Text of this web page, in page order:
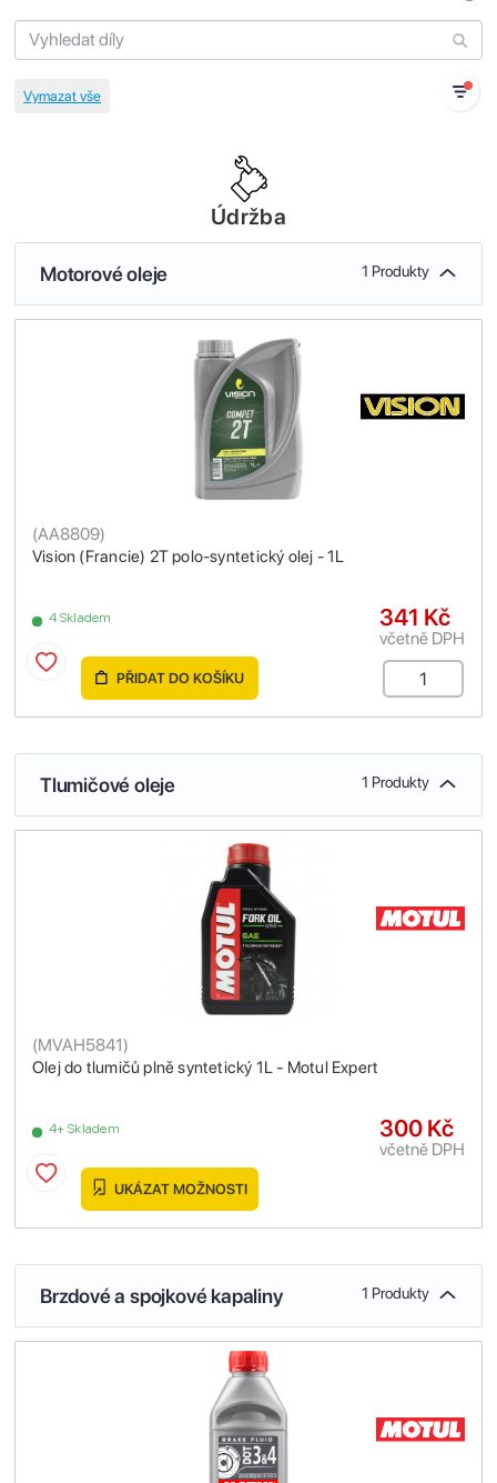
Údržba
Motorové oleje 1 Produkty
Vision (Francie) 2T polo-syntetický olej - 1L
(AA8809)
4 Skladem 341 Kč
včetně DPH
PŘIDAT DO KOŠÍKU
Tlumičové oleje 1 Produkty
Olej do tlumičů plně syntetický 1L - Motul Expert
(MVAH5841)
4+ Skladem 300 Kč
včetně DPH
UKÁZAT MOŽNOSTI
Brzdové a spojkové kapaliny 1 Produkty